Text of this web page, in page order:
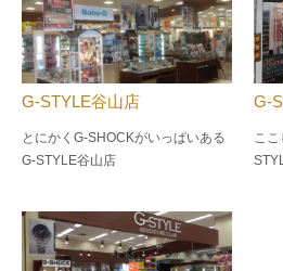
G-STYLE谷山店
とにかくG-SHOCKがいっぱいある
G-STYLE谷山店
G-
こ